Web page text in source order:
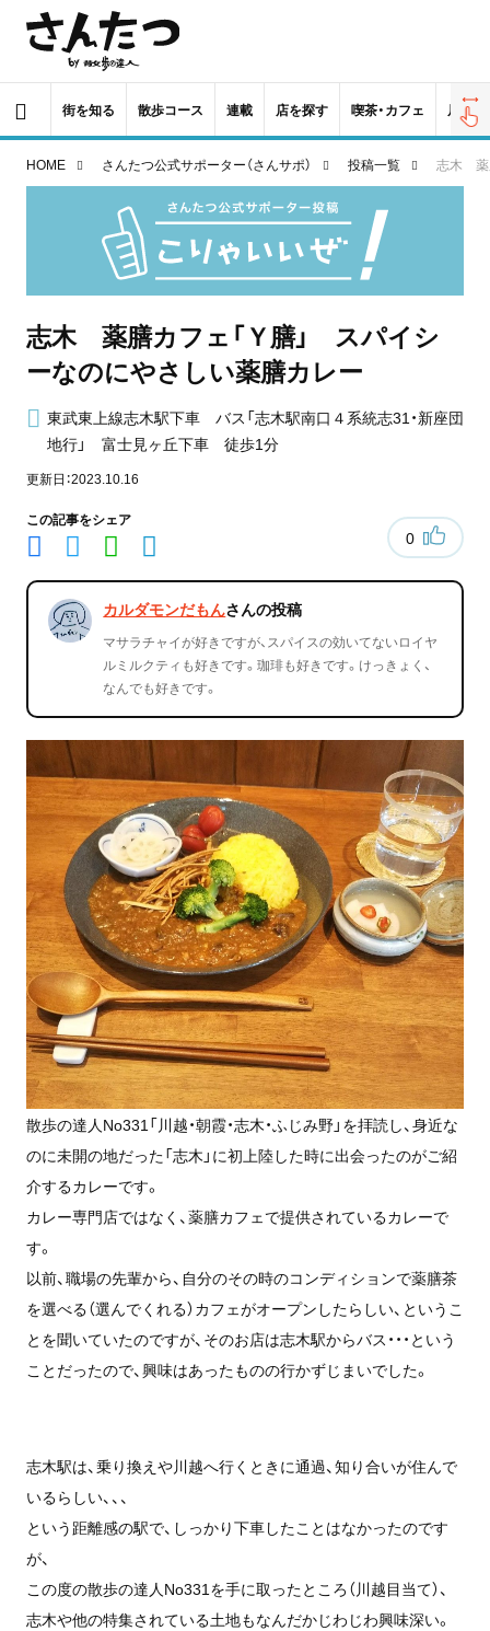
街を知る 散歩コース 連載 店を探す 喫茶・カフェ 居酒屋
HOME さんたつ公式サポーター（さんサポ） 投稿一覧 志木 薬
志木 薬膳カフェ「Ｙ膳」 スパイシ
ーなのにやさしい薬膳カレー
東武東上線志木駅下車 バス「志木駅南口４系統志31・新座団
地行」 富士見ヶ丘下車 徒歩1分
更新日：2023.10.16
この記事をシェア
0
カルダモンだもんさんの投稿
マサラチャイが好きですが、スパイスの効いてないロイヤ
ルミルクティも好きです。珈琲も好きです。けっきょく、
なんでも好きです。
散歩の達人No331「川越・朝霞・志木・ふじみ野」を拝読し、身近な
のに未開の地だった「志木」に初上陸した時に出会ったのがご紹
介するカレーです。
カレー専門店ではなく、薬膳カフェで提供されているカレーで
す。
以前、職場の先輩から、自分のその時のコンディションで薬膳茶
を選べる（選んでくれる）カフェがオープンしたらしい、というこ
とを聞いていたのですが、そのお店は志木駅からバス・・・という
ことだったので、興味はあったものの行かずじまいでした。
志木駅は、乗り換えや川越へ行くときに通過、知り合いが住んで
いるらしい、、、
という距離感の駅で、しっかり下車したことはなかったのです
が、
この度の散歩の達人No331を手に取ったところ（川越目当て）、
志木や他の特集されている土地もなんだかじわじわ興味深い。